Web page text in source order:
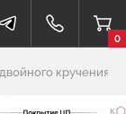
0
кручения